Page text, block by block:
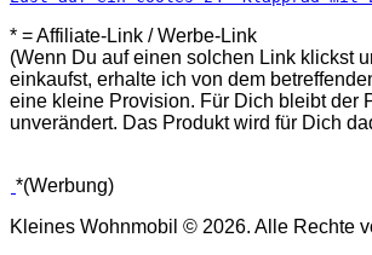
* = Affiliate-Link / Werbe-Link
(Wenn Du auf einen solchen Link klickst
einkaufst, erhalte ich von dem
eine kleine Provision. Für Dich bleibt der
unverändert. Das Produkt wird für Dich
*(Werbung)
Kleines Wohnmobil © 2026. Alle Rechte